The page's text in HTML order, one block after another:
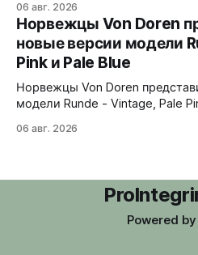
рисунок на циферблате
бирюзовый цвет и красная
к окраске рыбы-попугая -
#FishForTomorrow. На задней
логотип 30x30. С продажи
06 авг. 2026
Норвежцы Von Doren
новые версии модели
Pink и Pale Blue
Норвежцы Von Doren
модели Runde - Vintage, Pale
крышка гравирована как
лососевыми оттенками и
вдохновлен часами
06 авг. 2026
Powered by